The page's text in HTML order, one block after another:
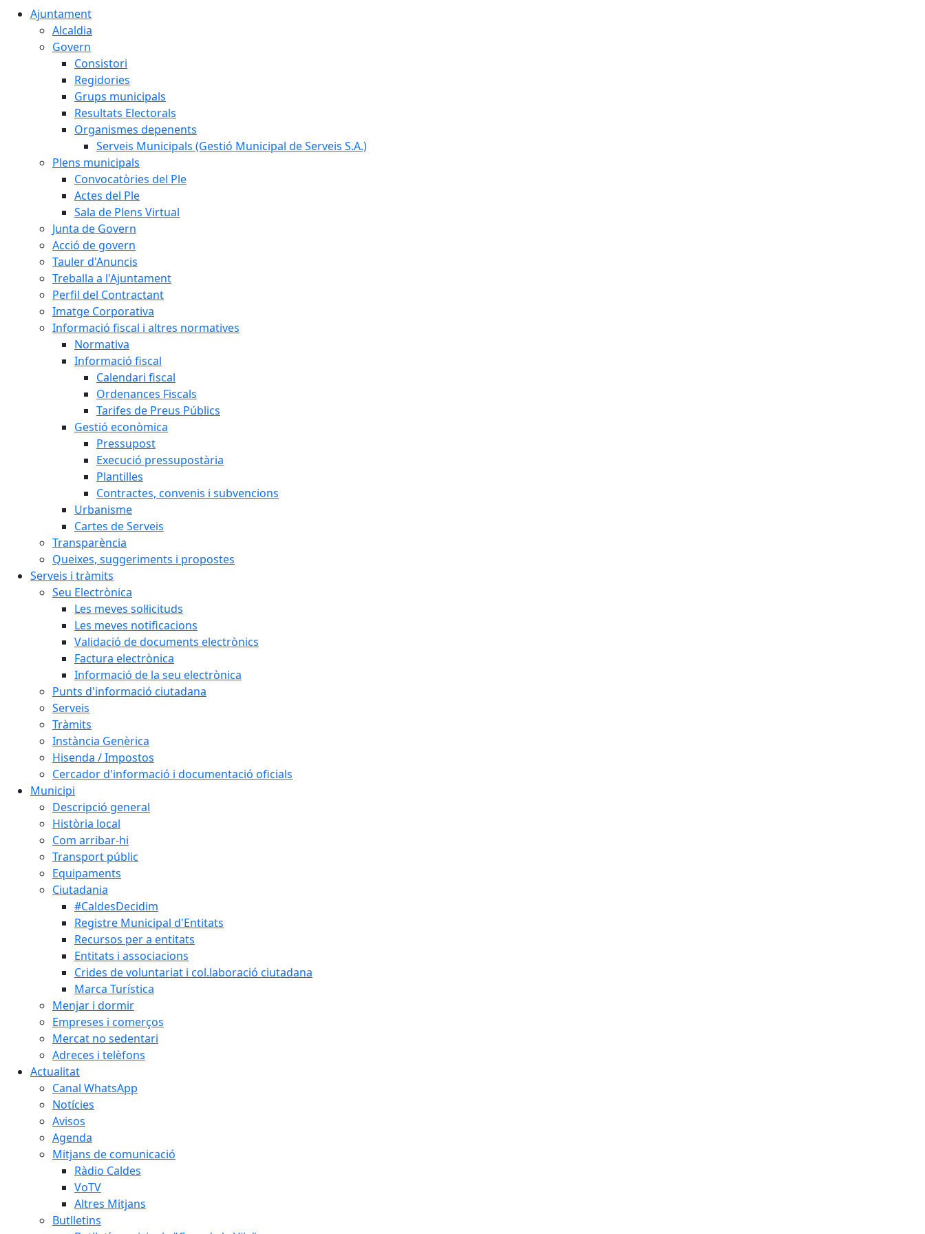
Ajuntament
Alcaldia
Govern
Consistori
Regidories
Grups municipals
Resultats Electorals
Organismes depenents
Serveis Municipals (Gestió Municipal de Serveis S.A.)
Plens municipals
Convocatòries del Ple
Actes del Ple
Sala de Plens Virtual
Junta de Govern
Acció de govern
Tauler d'Anuncis
Treballa a l'Ajuntament
Perfil del Contractant
Imatge Corporativa
Informació fiscal i altres normatives
Normativa
Informació fiscal
Calendari fiscal
Ordenances Fiscals
Tarifes de Preus Públics
Gestió econòmica
Pressupost
Execució pressupostària
Plantilles
Contractes, convenis i subvencions
Urbanisme
Cartes de Serveis
Transparència
Queixes, suggeriments i propostes
Serveis i tràmits
Seu Electrònica
Les meves sol·licituds
Les meves notificacions
Validació de documents electrònics
Factura electrònica
Informació de la seu electrònica
Punts d'informació ciutadana
Serveis
Tràmits
Instància Genèrica
Hisenda / Impostos
Cercador d'informació i documentació oficials
Municipi
Descripció general
Història local
Com arribar-hi
Transport públic
Equipaments
Ciutadania
#CaldesDecidim
Registre Municipal d'Entitats
Recursos per a entitats
Entitats i associacions
Crides de voluntariat i col.laboració ciutadana
Marca Turística
Menjar i dormir
Empreses i comerços
Mercat no sedentari
Adreces i telèfons
Actualitat
Canal WhatsApp
Notícies
Avisos
Agenda
Mitjans de comunicació
Ràdio Caldes
VoTV
Altres Mitjans
Butlletins